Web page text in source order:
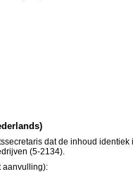
dat de inhoud
(5-2134).
aanvulling):